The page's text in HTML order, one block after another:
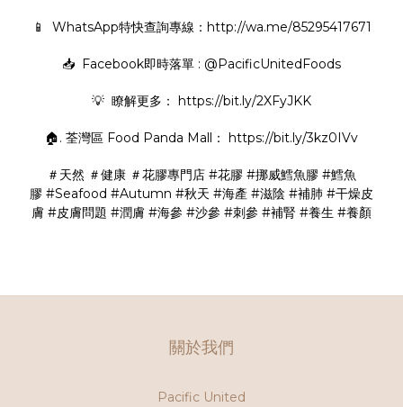
📱 WhatsApp特快查詢專線： http://wa.me/85295417671
📥 Facebook即時落單 : @PacificUnitedFoods
💡 瞭解更多： https://bit.ly/2XFyJKK
🏠. 荃灣區 Food Panda Mall： https://bit.ly/3kz0IVv
＃天然 ＃健康 ＃花膠專門店 #花膠 #挪威鱈魚膠 #鱈魚
膠 #Seafood #Autumn #秋天 #海產 #滋陰 #補肺 #干燥皮
膚 #皮膚問題 #潤膚 #海參 #沙參 #刺參 #補腎 #養生 #養顏
關於我們
Pacific United